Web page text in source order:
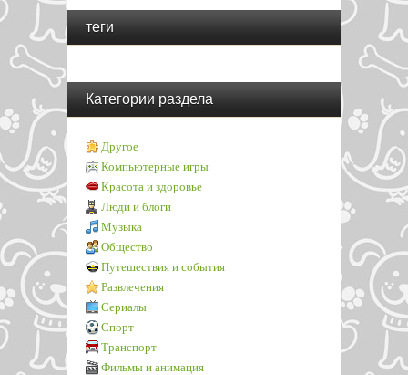
теги
Категории раздела
Другое
Компьютерные игры
Красота и здоровье
Люди и блоги
Музыка
Общество
Путешествия и события
Развлечения
Сериалы
Спорт
Транспорт
Фильмы и анимация